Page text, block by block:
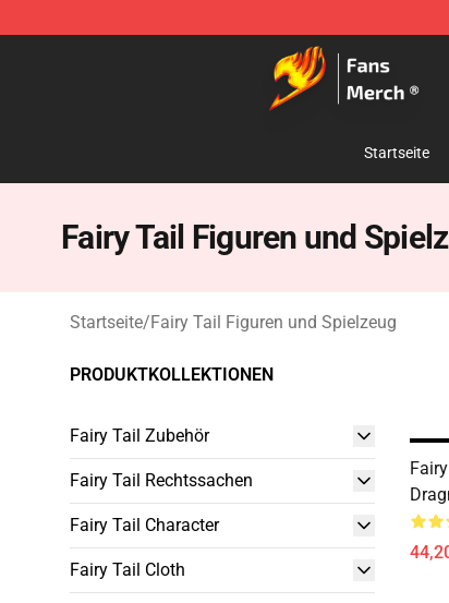
Fairy Tail Store - Official Fairy Tail Merchandise
Startseite
Fairy Tail Figuren und
Startseite/Fairy Tail Figuren und Spielzeug
PRODUKTKOLLEKTIONEN
Fairy Tail Zubehör
Fairy Tail Rechtssachen
Fairy Tail Character
Fairy Tail Cloth